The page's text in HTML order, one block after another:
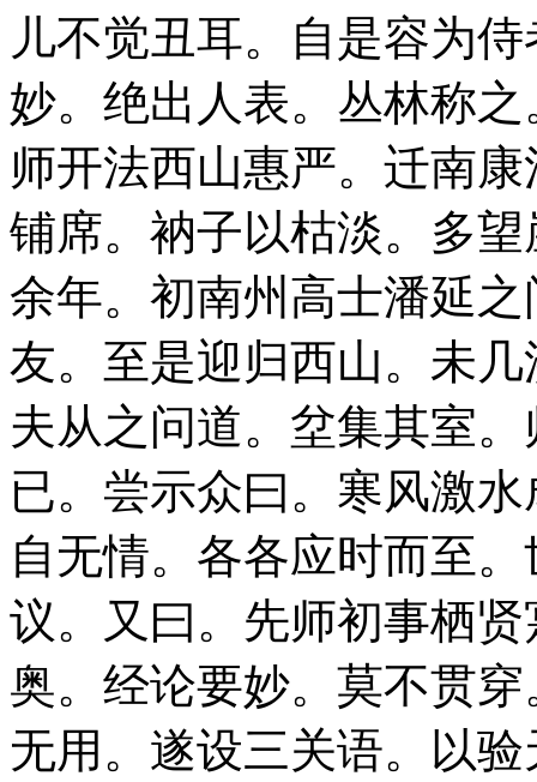
儿不觉丑耳。自是容为
妙。绝出人表。丛林称
师开法西山惠严。迁南
铺席。衲子以枯淡。多
余年。初南州高士潘延
友。至是迎归西山。未
夫从之问道。坌集其室
已。尝示众曰。寒风激
自无情。各各应时而至
议。又曰。先师初事栖
奥。经论要妙。莫不贯
无用。遂设三关语。以